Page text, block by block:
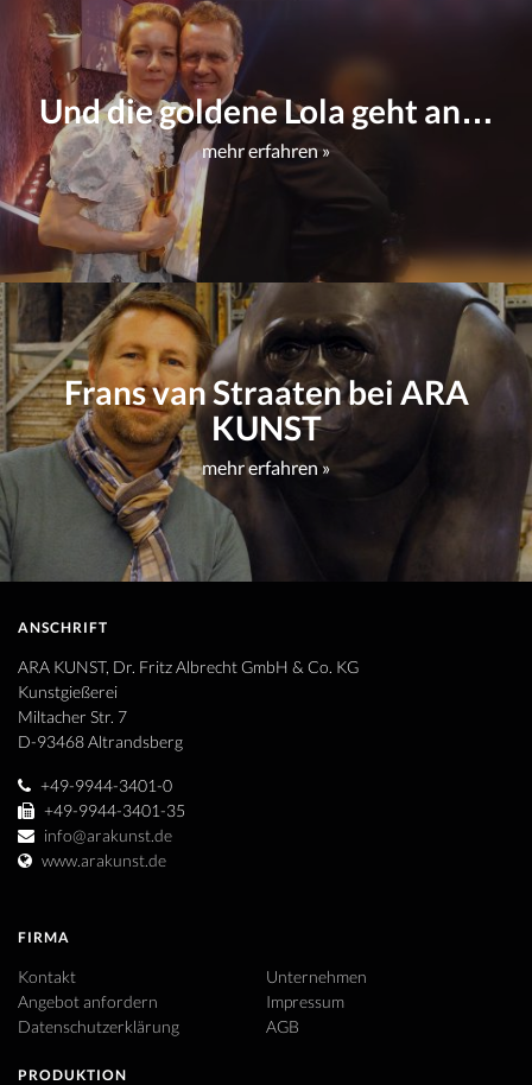
Und die goldene Lola geht an…
mehr erfahren »
Frans van Straaten bei ARA
KUNST
mehr erfahren »
ANSCHRIFT
ARA KUNST, Dr. Fritz Albrecht GmbH & Co. KG
Kunstgießerei
Miltacher Str. 7
D-93468 Altrandsberg
+49-9944-3401-0
+49-9944-3401-35
info@arakunst.de
www.arakunst.de
FIRMA
Kontakt
Unternehmen
Angebot anfordern
Impressum
Datenschutzerklärung
AGB
PRODUKTION